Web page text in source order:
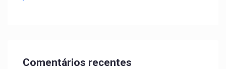
Comentários recentes